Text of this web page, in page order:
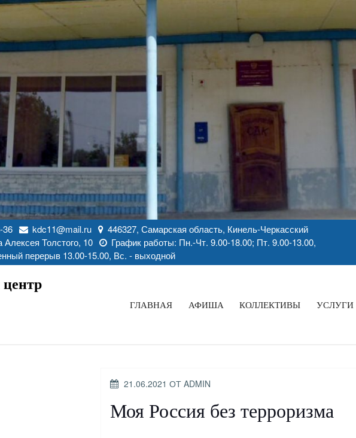
36 kdc11@mail.ru
446327, Самарская область, Кинель-Черкасский
Толстого, 10
График работы: Пн.-Чт. 9.00-18.00; Пт. 9.00-13.00,
перерыв 13.00-15.00, Вс. - выходной
ГЛАВНАЯ АФИША КОЛЛЕКТИВЫ УСЛУГИ
ОПУБЛИКОВАНО
21.06.2021 ОТ ADMIN
Моя Россия без терроризма